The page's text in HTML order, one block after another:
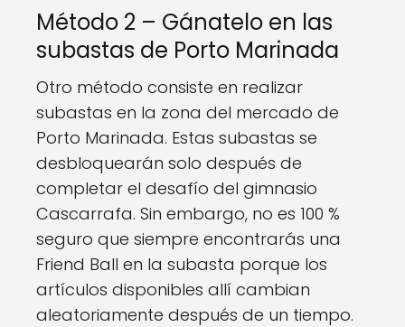
Método 2 – Gánatelo en las
subastas de Porto Marinada
Otro método consiste en realizar
subastas en la zona del mercado de
Porto Marinada. Estas subastas se
desbloquearán solo después de
completar el desafío del gimnasio
Cascarrafa. Sin embargo, no es 100 %
seguro que siempre encontrarás una
Friend Ball en la subasta porque los
artículos disponibles allí cambian
aleatoriamente después de un tiempo.